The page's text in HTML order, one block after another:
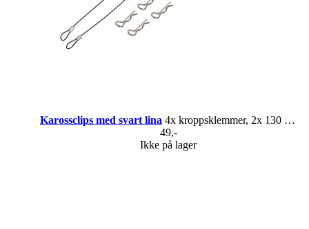
Karossclips med svart lina 4x kroppsklemmer, 2x 130 mm tau
49,-
Ikke på lager